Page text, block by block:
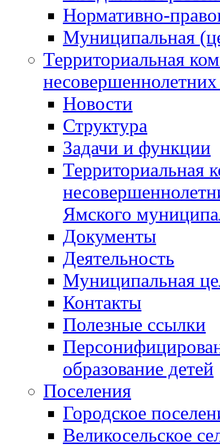
Нормативно-
Муниципальная
Территориальная
Новости
Структура
Задачи и функции
Территориальная
Ямского
Документы
Деятельность
Муниципальная
Контакты
Полезные ссылки
образование детей
Поселения
Городское
Великосельское